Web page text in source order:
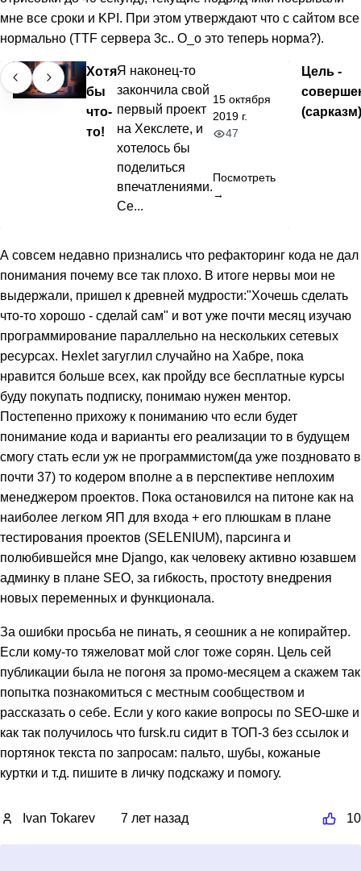
мне все сроки и KPI. При этом утверждают что с сайтом все
нормально (TTF сервера 3c.. О_о это теперь норма?).
Хотя
бы
что-
то!
Я наконец-то
закончила свой
первый проект
на Хекслете, и
хотелось бы
поделиться
впечатлениями.
Се...
15 октября
2019 г.
47
Посмотреть
→
Цель -
А совсем недавно признались что рефакторинг кода не дал
понимания почему все так плохо. В итоге нервы мои не
выдержали, пришел к древней мудрости:"Хочешь сделать
что-то хорошо - сделай сам" и вот уже почти месяц изучаю
программирование параллельно на нескольких сетевых
ресурсах. Hexlet загуглил случайно на Хабре, пока
нравится больше всех, как пройду все бесплатные курсы
буду покупать подписку, понимаю нужен ментор.
Постепенно прихожу к пониманию что если будет
понимание кода и варианты его реализации то в будущем
смогу стать если уж не программистом(да уже поздновато в
почти 37) то кодером вполне а в перспективе неплохим
менеджером проектов. Пока остановился на питоне как на
наиболее легком ЯП для входа + его плюшкам в плане
тестирования проектов (SELENIUM), парсинга и
полюбившейся мне Django, как человеку активно юзавшем
админку в плане SEO, за гибкость, простоту внедрения
новых переменных и функционала.
За ошибки просьба не пинать, я сеошник а не копирайтер.
Если кому-то тяжеловат мой слог тоже сорян. Цель сей
публикации была не погоня за промо-месяцем а скажем так
попытка познакомиться с местным сообществом и
рассказать о себе. Если у кого какие вопросы по SEO-шке и
как так получилось что fursk.ru сидит в ТОП-3 без ссылок и
портянок текста по запросам: пальто, шубы, кожаные
куртки и т.д. пишите в личку подскажу и помогу.
Ivan Tokarev 7 лет назад 10